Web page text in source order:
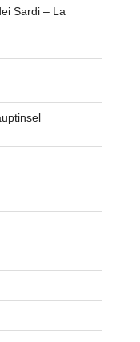
Sardi – La